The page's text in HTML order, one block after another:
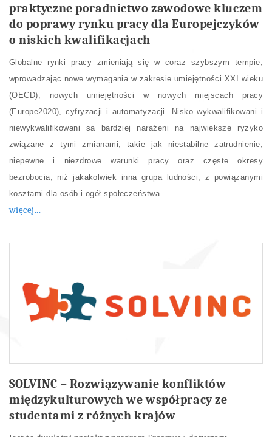
praktyczne poradnictwo zawodowe kluczem
do poprawy rynku pracy dla Europejczyków
o niskich kwalifikacjach
Globalne rynki pracy zmieniają się w coraz szybszym tempie,
wprowadzając nowe wymagania w zakresie umiejętności XXI wieku
(OECD), nowych umiejętności w nowych miejscach pracy
(Europe2020), cyfryzacji i automatyzacji. Nisko wykwalifikowani i
niewykwalifikowani są bardziej narażeni na największe ryzyko
związane z tymi zmianami, takie jak niestabilne zatrudnienie,
niepewne i niezdrowe warunki pracy oraz częste okresy
bezrobocia, niż jakakolwiek inna grupa ludności, z powiązanymi
kosztami dla osób i ogół społeczeństwa.
więcej...
SOLVINC – Rozwiązywanie konfliktów
międzykulturowych we współpracy ze
studentami z różnych krajów